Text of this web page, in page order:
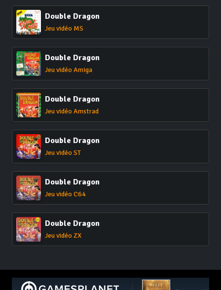
Double Dragon
Jeu vidéo MS
Double Dragon
Jeu vidéo Amiga
Double Dragon
Jeu vidéo Amstrad
Double Dragon
Jeu vidéo ST
Double Dragon
Jeu vidéo C64
Double Dragon
Jeu vidéo ZX